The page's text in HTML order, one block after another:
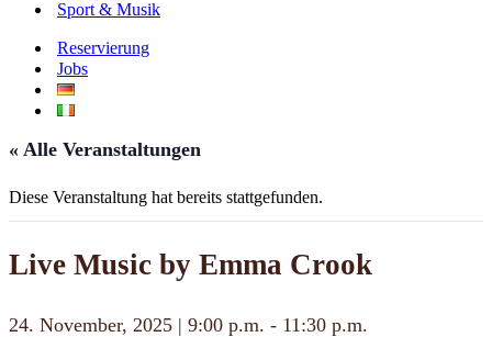
Sport & Musik
Reservierung
Jobs
« Alle Veranstaltungen
Diese Veranstaltung hat bereits stattgefunden.
Live Music by Emma Crook
24. November, 2025 | 9:00 p.m. - 11:30 p.m.